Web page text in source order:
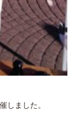
しました。